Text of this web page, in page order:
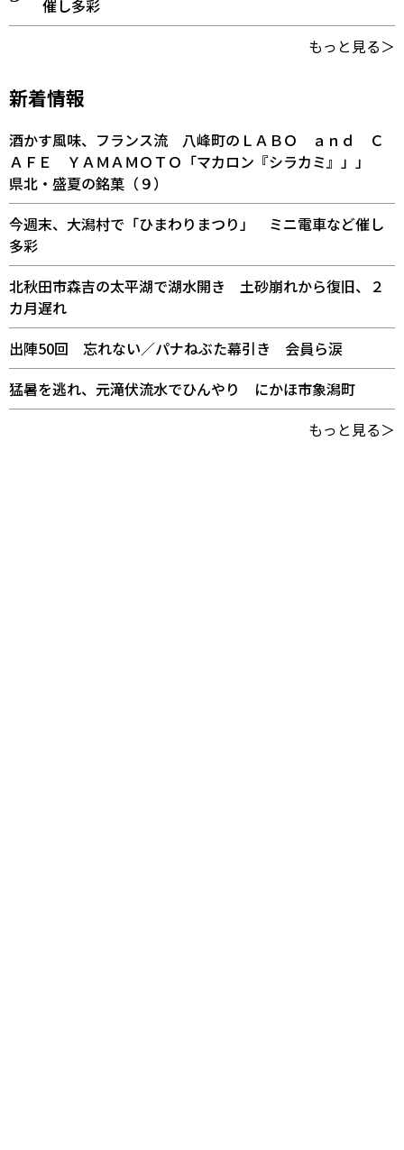
催し多彩
もっと見る＞
新着情報
酒かす風味、フランス流 八峰町のＬＡＢＯ ａｎｄ Ｃ
ＡＦＥ ＹＡＭＡＭＯＴＯ「マカロン『シラカミ』」」
県北・盛夏の銘菓（９）
今週末、大潟村で「ひまわりまつり」 ミニ電車など催し
多彩
北秋田市森吉の太平湖で湖水開き 土砂崩れから復旧、２
カ月遅れ
出陣50回 忘れない／パナねぶた幕引き 会員ら涙
猛暑を逃れ、元滝伏流水でひんやり にかほ市象潟町
もっと見る＞